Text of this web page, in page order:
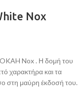
Nox
Nox . Η δομή του
χαρακτήρα και τα
στη μαύρη έκδοσή του.